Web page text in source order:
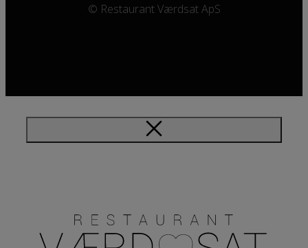
© Restaurant Værdsat ApS